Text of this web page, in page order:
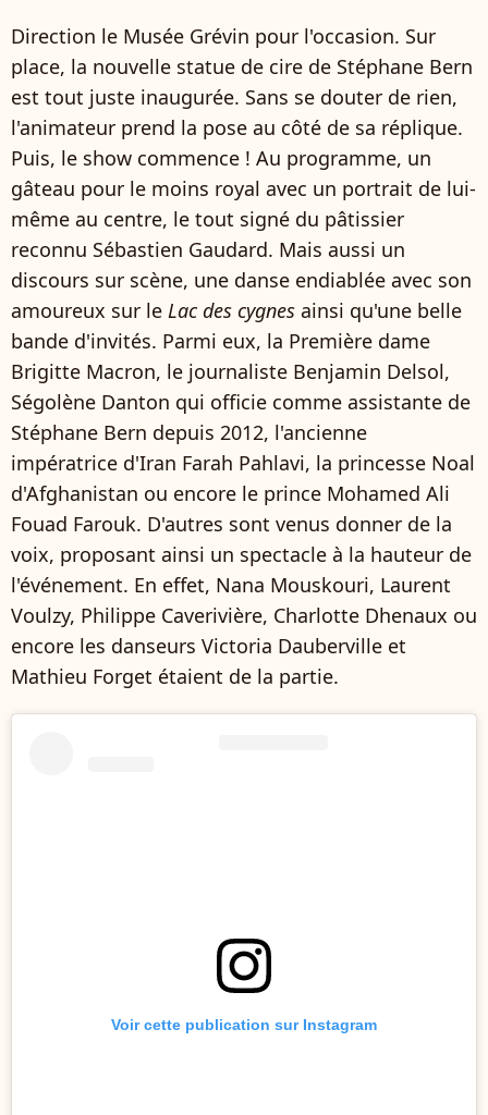
Direction le Musée Grévin pour l'occasion. Sur
place, la nouvelle statue de cire de Stéphane Bern
est tout juste inaugurée. Sans se douter de rien,
l'animateur prend la pose au côté de sa réplique.
Puis, le show commence ! Au programme, un
gâteau pour le moins royal avec un portrait de lui-
même au centre, le tout signé du pâtissier
reconnu Sébastien Gaudard. Mais aussi un
discours sur scène, une danse endiablée avec son
amoureux sur le Lac des cygnes ainsi qu'une belle
bande d'invités. Parmi eux, la Première dame
Brigitte Macron, le journaliste Benjamin Delsol,
Ségolène Danton qui officie comme assistante de
Stéphane Bern depuis 2012, l'ancienne
impératrice d'Iran Farah Pahlavi, la princesse Noal
d'Afghanistan ou encore le prince Mohamed Ali
Fouad Farouk. D'autres sont venus donner de la
voix, proposant ainsi un spectacle à la hauteur de
l'événement. En effet, Nana Mouskouri, Laurent
Voulzy, Philippe Caverivière, Charlotte Dhenaux ou
encore les danseurs Victoria Dauberville et
Mathieu Forget étaient de la partie.
Voir cette publication sur Instagram